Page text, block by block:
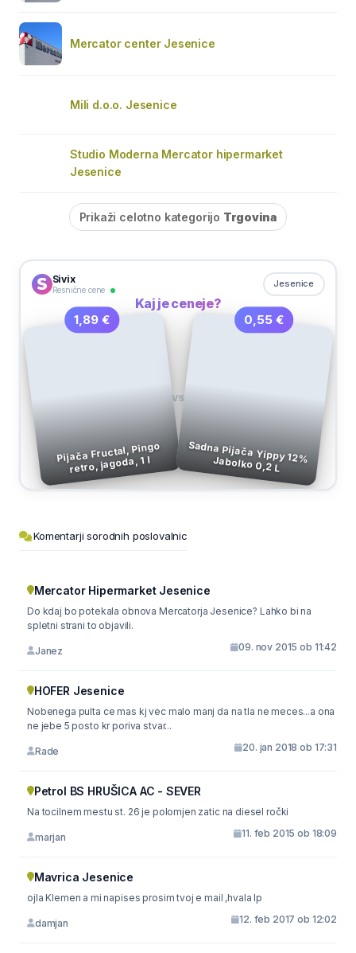
Mercator center Jesenice
Mili d.o.o. Jesenice
Studio Moderna Mercator hipermarket
Jesenice
Prikaži celotno kategorijo Trgovina
Sivix
Resnične cene
Jesenice
Kaj je ceneje?
1,89 €
Pijača Fructal, Pingo
retro, jagoda, 1 l
VS
0,55 €
Sadna Pijača Yippy 12% Jabolko 0,2 L
Komentarji sorodnih poslovalnic
Mercator Hipermarket Jesenice
Do kdaj bo potekala obnova Mercatorja Jesenice? Lahko bi na
spletni strani to objavili.
Janez 09. nov 2015 ob 11:42
HOFER Jesenice
Nobenega pulta ce mas kj vec malo manj da na tla ne meces...a ona
ne jebe 5 posto kr poriva stvar...
Rade 20. jan 2018 ob 17:31
Petrol BS HRUŠICA AC - SEVER
Na tocilnem mestu st. 26 je polomjen zatic na diesel ročki
marjan 11. feb 2015 ob 18:09
Mavrica Jesenice
ojla Klemen a mi napises prosim tvoj e mail ,hvala lp
damjan 12. feb 2017 ob 12:02